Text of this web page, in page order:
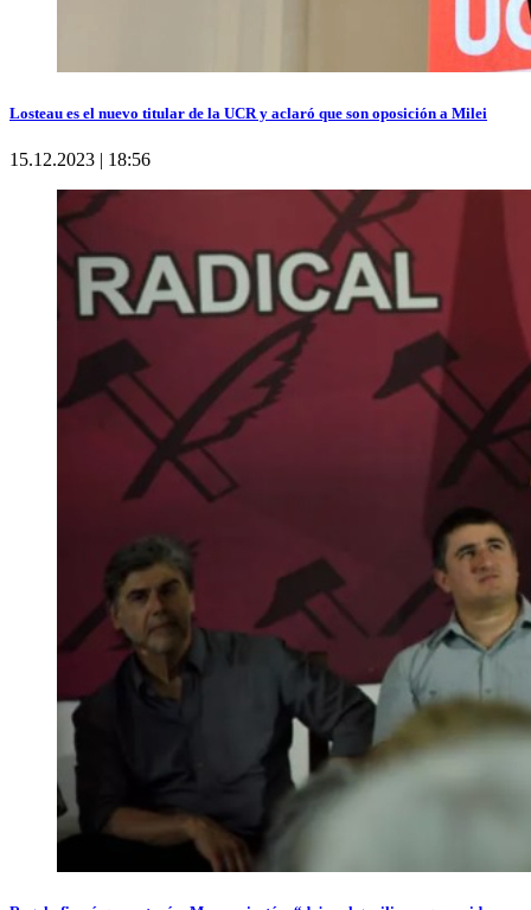
Losteau es el nuevo titular de la UCR y aclaró que son oposición a Milei
15.12.2023 | 18:56